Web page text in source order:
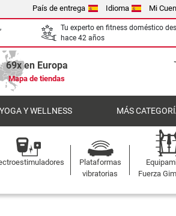
País de entrega Idioma Mi
Tu experto en fitness doméstico
hace 42 años
69x en Europa
Mapa de tiendas
Y WELLNESS MÁS
Plataformas
vibratorias
Fuerza